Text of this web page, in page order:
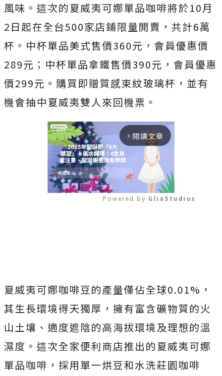
風味。這次的夏威夷可娜單品咖啡將於10月
2日起在全台500家店鋪限量開賣，共計6萬
杯。中杯單品美式售價360元，會員優惠價
289元；中杯單品拿鐵售價390元，會員優惠
價299元。購買即贈質感束紋玻璃杯，並有
機會抽中夏威夷雙人來回機票。
arrow_forward_ios 閱讀文章
Powered by GliaStudios
夏威夷可娜咖啡豆的產量僅佔全球0.01%，
其生長環境得天獨厚，擁有富含礦物質的火
山土壤、適度遮陰的高海拔環境及理想的溫
濕度。這次全家便利商店推出的夏威夷可娜
單品咖啡，採用單一烘豆和水洗莊園咖啡